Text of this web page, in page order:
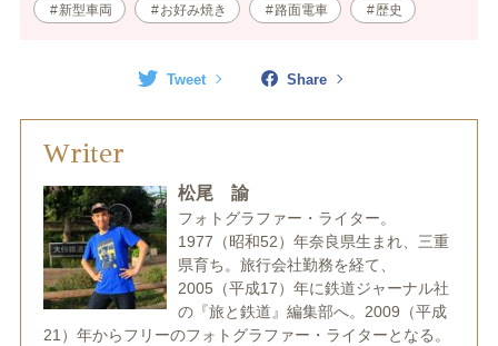
新型車両 お好み焼き 路面電車 歴史
Tweet Share
Writer
松尾 諭
フォトグラファー・ライター。
1977（昭和52）年奈良県生まれ、三重
県育ち。旅行会社勤務を経て、
2005（平成17）年に鉄道ジャーナル社
の『旅と鉄道』編集部へ。2009（平成
21）年からフリーのフォトグラファー・ライターとなる。